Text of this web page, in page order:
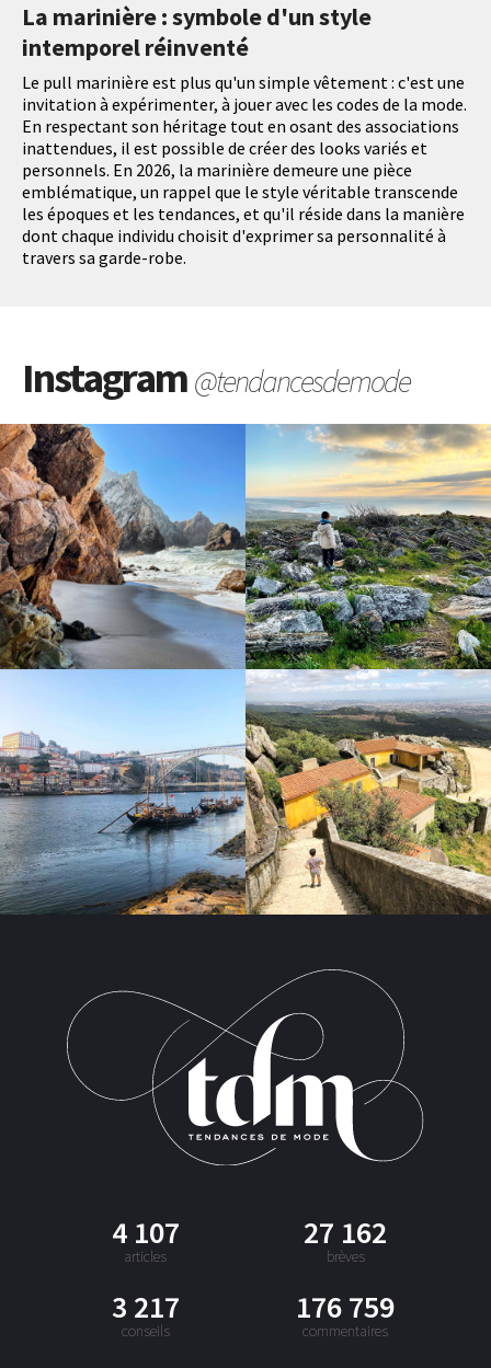
La marinière : symbole d'un style
intemporel réinventé
Le pull marinière est plus qu'un simple vêtement : c'est une
invitation à expérimenter, à jouer avec les codes de la mode.
En respectant son héritage tout en osant des associations
inattendues, il est possible de créer des looks variés et
personnels. En 2026, la marinière demeure une pièce
emblématique, un rappel que le style véritable transcende
les époques et les tendances, et qu'il réside dans la manière
dont chaque individu choisit d'exprimer sa personnalité à
travers sa garde-robe.
Instagram@tendancesdemode
4 107
articles
27 162
brèves
3 217
conseils
176 759
commentaires